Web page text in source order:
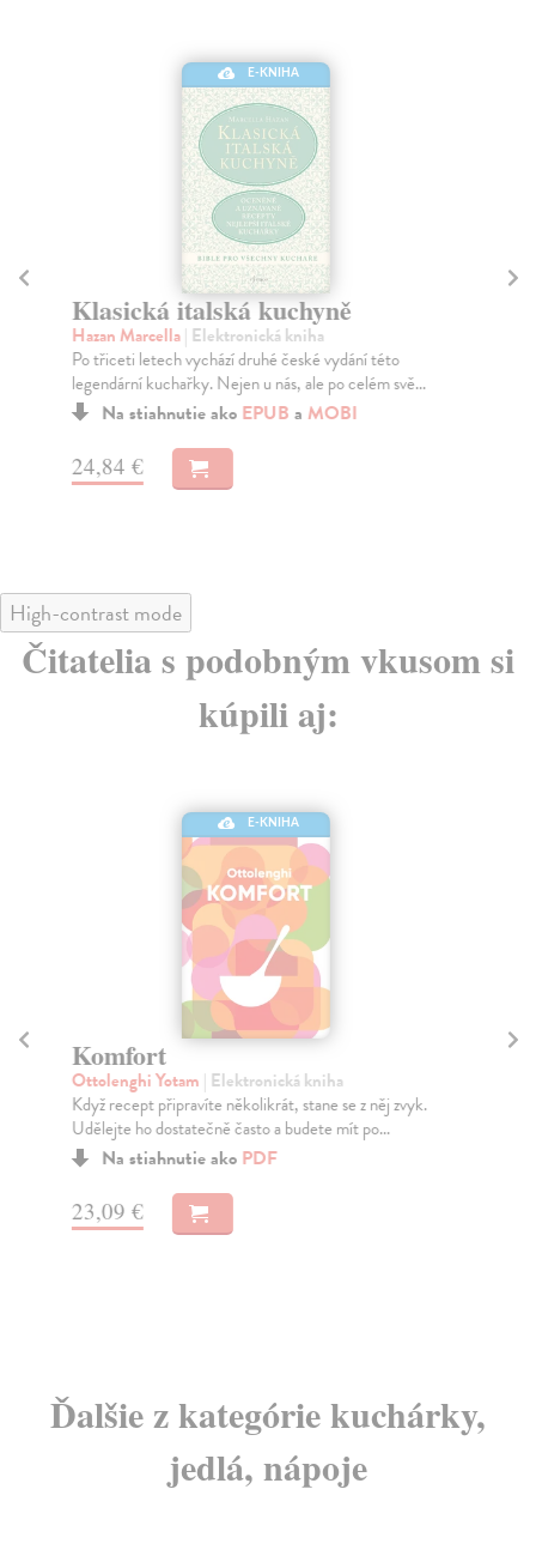
E-KNIHA
Klasická italská kuchyně
Hazan Marcella| Elektronická kniha
Po třiceti letech vychází druhé české vydání této
legendární kuchařky. Nejen u nás, ale po celém svě...
Na stiahnutie ako EPUB a MOBI
24,84 €
High-contrast mode
Čitatelia s podobným vkusom si
kúpili aj:
E-KNIHA
Komfort
Ottolenghi Yotam | Elektronická kniha
Když recept připravíte několikrát, stane se z něj zvyk.
Udělejte ho dostatečně často a budete mít po...
Na stiahnutie ako PDF
23,09 €
Ďalšie z kategórie kuchárky,
jedlá, nápoje